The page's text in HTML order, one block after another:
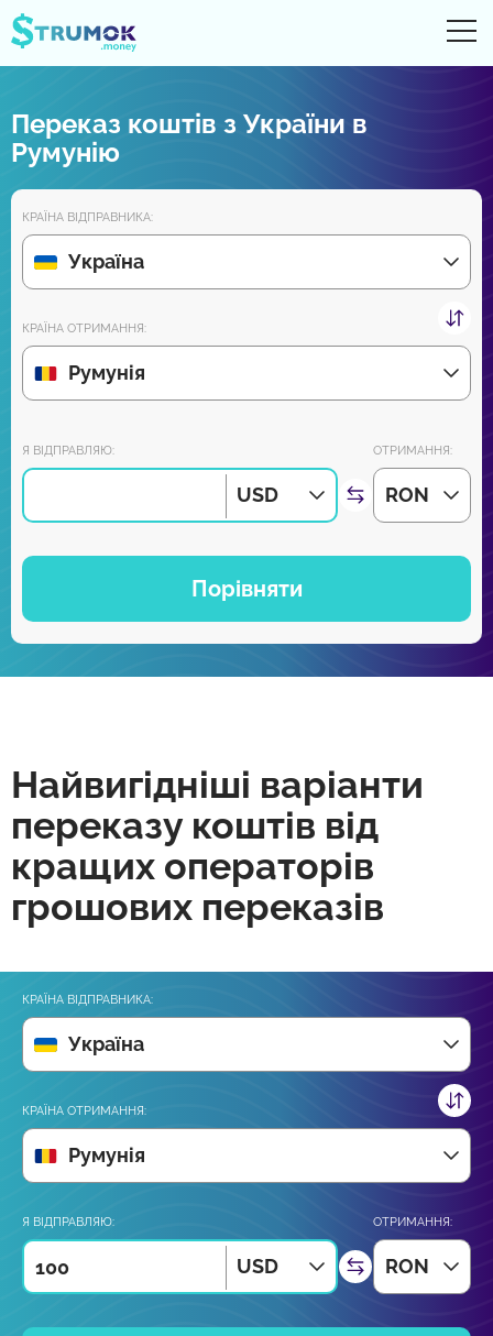
Грошові перекази
Рахунки Online
Огляди партнерів
Зовсім скоро завантажуйте додаток на Android та iPhone:
Переказ коштів з України в
Румунію
КРАЇНА ВІДПРАВНИКА:
Україна
КРАЇНА ОТРИМАННЯ:
Румунія
Я ВІДПРАВЛЯЮ:
USD
ОТРИМАННЯ:
RON
Порівняти
Найвигідніші варіанти
переказу коштів від
кращих операторів
грошових переказів
КРАЇНА ВІДПРАВНИКА:
Україна
КРАЇНА ОТРИМАННЯ:
Румунія
Я ВІДПРАВЛЯЮ:
USD
ОТРИМАННЯ:
RON